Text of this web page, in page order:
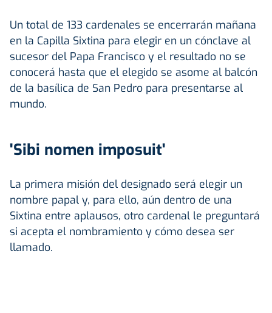
Un total de 133 cardenales se encerrarán mañana
en la Capilla Sixtina para elegir en un cónclave al
sucesor del Papa Francisco y el resultado no se
conocerá hasta que el elegido se asome al balcón
de la basílica de San Pedro para presentarse al
mundo.
'Sibi nomen imposuit'
La primera misión del designado será elegir un
nombre papal y, para ello, aún dentro de una
Sixtina entre aplausos, otro cardenal le preguntará
si acepta el nombramiento y cómo desea ser
llamado.